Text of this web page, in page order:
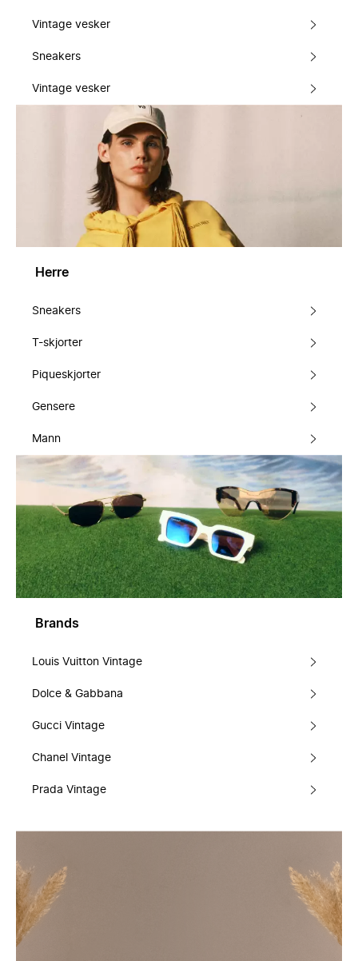
Vintage vesker
Sneakers
Vintage vesker
Herre
Sneakers
T-skjorter
Piqueskjorter
Gensere
Mann
Brands
Louis Vuitton Vintage
Dolce & Gabbana
Gucci Vintage
Chanel Vintage
Prada Vintage